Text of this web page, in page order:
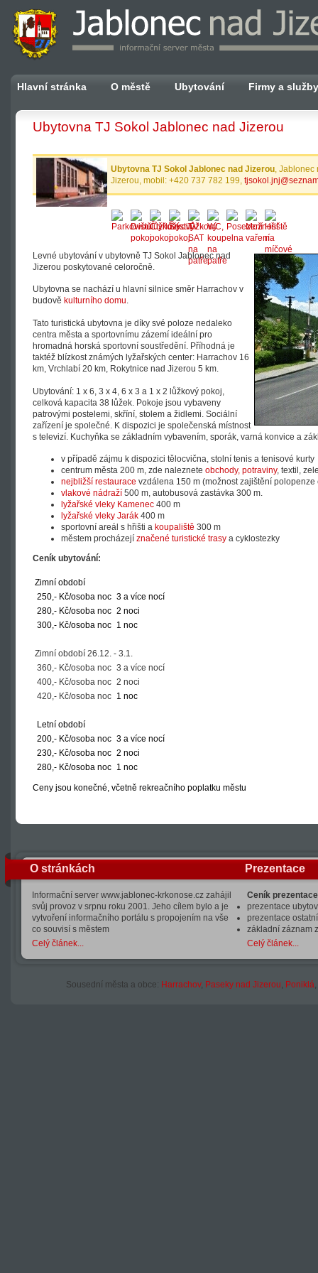
Hlavní stránka O městě Ubytování Firmy a služby
Ubytovna TJ Sokol Jablonec nad Jizerou
Ubytovna TJ Sokol Jablonec nad Jizerou, Jablonec
Jizerou, mobil: +420 737 782 199,
Levné ubytování v ubytovně TJ Sokol Jablonec nad
Jizerou poskytované celoročně.
Ubytovna se nachází u hlavní silnice směr Harrachov v
budově kulturního domu.
Tato turistická ubytovna je díky své poloze nedaleko
centra města a sportovnímu zázemí ideální pro
hromadná horská sportovní soustředění. Příhodná je
taktéž blízkost známých lyžařských center: Harrachov 16
km, Vrchlabí 20 km, Rokytnice nad Jizerou 5 km.
Ubytování: 1 x 6, 3 x 4, 6 x 3 a 1 x 2 lůžkový pokoj,
celková kapacita 38 lůžek. Pokoje jsou vybaveny
patrovými postelemi, skříní, stolem a židlemi. Sociální
zařízení je společné. K dispozici je společenská místnost
s televizí. Kuchyňka se základním vybavením, sporák, varná konvice a
v případě zájmu k dispozici tělocvična, stolní tenis a tenisové kurty
centrum města 200 m, zde naleznete obchody, potraviny, textil,
nejbližší restaurace vzdálena 150 m (možnost zajištění polopenze
vlakové nádraží 500 m, autobusová zastávka 300 m.
lyžařské vleky Kamenec 400 m
lyžařské vleky Jarák 400 m
sportovní areál s hřišti a koupaliště 300 m
městem procházejí značené turistické trasy a cyklostezky
Ceník ubytování:
Zimní období
250,- Kč/osoba noc 3 a více nocí
280,- Kč/osoba noc 2 noci
300,- Kč/osoba noc 1 noc
Zimní období 26.12. - 3.1.
360,- Kč/osoba noc 3 a více nocí
400,- Kč/osoba noc 2 noci
420,- Kč/osoba noc 1 noc
Letní období
200,- Kč/osoba noc 3 a více nocí
230,- Kč/osoba noc 2 noci
280,- Kč/osoba noc 1 noc
Ceny jsou konečné, včetně rekreačního poplatku městu
O stránkách
Informační server www.jablonec-krkonose.cz zahájil
svůj provoz v srpnu roku 2001. Jeho cílem bylo a je
vytvoření informačního portálu s propojením na vše
co souvisí s městem
Celý článek...
Prezentace
Ceník
prezentace
prezentace
základní záznam
Celý článek...
Sousední města a obce: Harrachov, Paseky nad Jizerou, Poniklá,